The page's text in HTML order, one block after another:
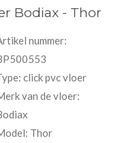
Bodiax - Thor
nummer:
click pvc vloer
van de vloer:
Thor